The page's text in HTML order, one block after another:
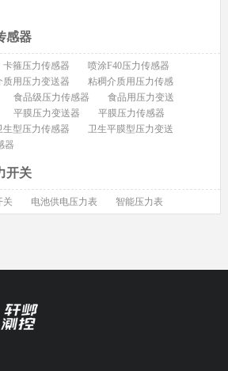
感器
卡箍压力传感器
喷涂F40压力传感器
质用压力变送器
粘稠介质用压力传感
食品级压力传感器
食品用压力变送
平膜压力变送器
平膜压力传感器
生型压力传感器
卫生平膜型压力变送
器
开关
关 电池供电压力表 智能压力表